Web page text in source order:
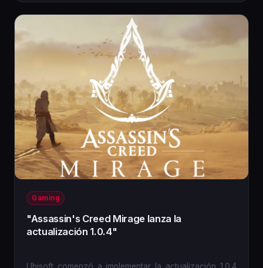
Gaming
"Assassin's Creed Mirage lanza la
actualización 1.0.4"
Ubisoft comenzó a implementar la actualización 1.0.4